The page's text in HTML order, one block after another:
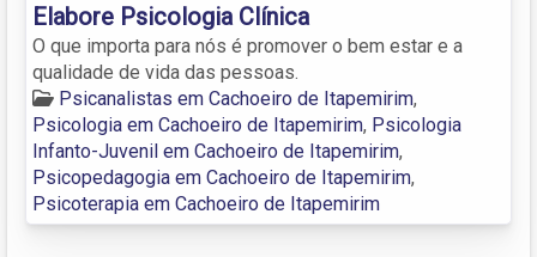
Elabore Psicologia Clínica
O que importa para nós é promover o bem estar e a
qualidade de vida das pessoas.
Psicanalistas em Cachoeiro de Itapemirim,
Psicologia em Cachoeiro de Itapemirim, Psicologia
Infanto-Juvenil em Cachoeiro de Itapemirim,
Psicopedagogia em Cachoeiro de Itapemirim,
Psicoterapia em Cachoeiro de Itapemirim